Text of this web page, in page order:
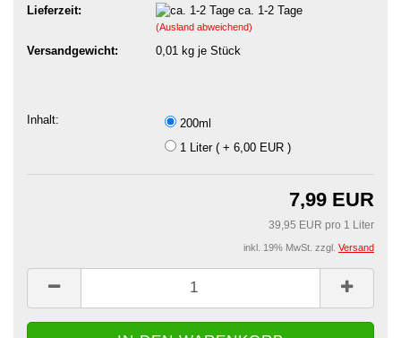
Lieferzeit:
ca. 1-2 Tage
(Ausland abweichend)
Versandgewicht: 0,01 kg je Stück
Inhalt:
200ml
1 Liter ( + 6,00 EUR )
7,99 EUR
39,95 EUR pro 1 Liter
inkl. 19% MwSt. zzgl. Versand